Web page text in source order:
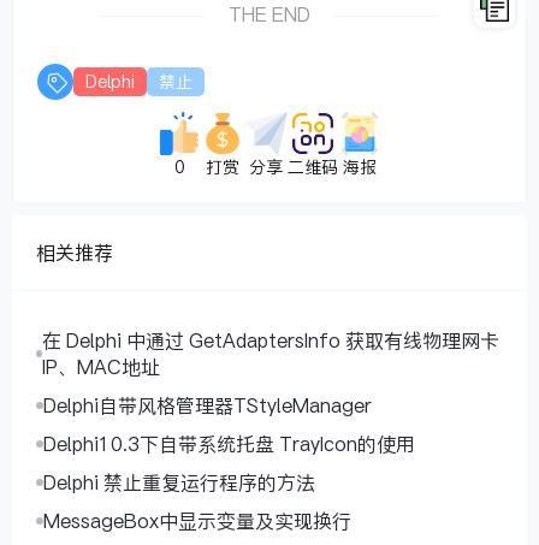
THE END
Delphi 禁止
0 打赏 分享 二维码 海报
相关推荐
在 Delphi 中通过 GetAdaptersInfo 获取有线物理网卡
IP、MAC地址
Delphi自带风格管理器TStyleManager
Delphi10.3下自带系统托盘 TrayIcon的使用
Delphi 禁止重复运行程序的方法
MessageBox中显示变量及实现换行